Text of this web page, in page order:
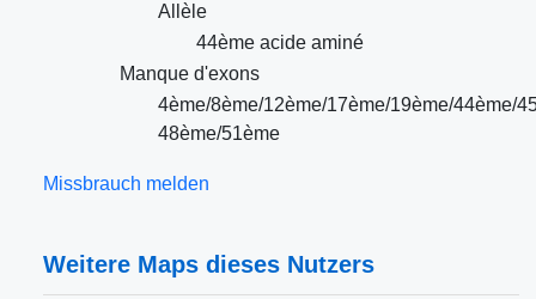
Allèle
44ème acide aminé
Manque d'exons
4ème/8ème/12ème/17ème/19ème/44ème/
48ème/51ème
Missbrauch melden
Weitere Maps dieses Nutzers